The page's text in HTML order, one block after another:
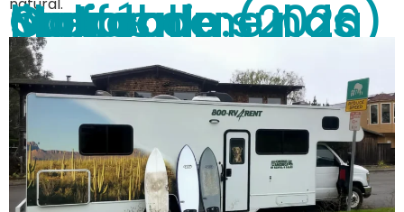
natural.
Surf, sol e liberdade: Motorhome nas praias do sul da Califórnia (2026)